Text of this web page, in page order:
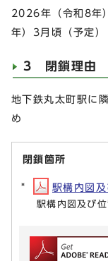
2026年（令和8年
年）3月頃（予定）
3 閉鎖理由
地下鉄丸太町駅に
め
閉鎖箇所
駅構内図
駅構内図及び位